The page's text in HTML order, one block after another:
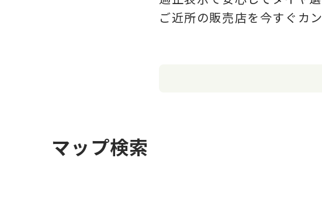
ご近所の販売店を今すぐカ
マップ検索